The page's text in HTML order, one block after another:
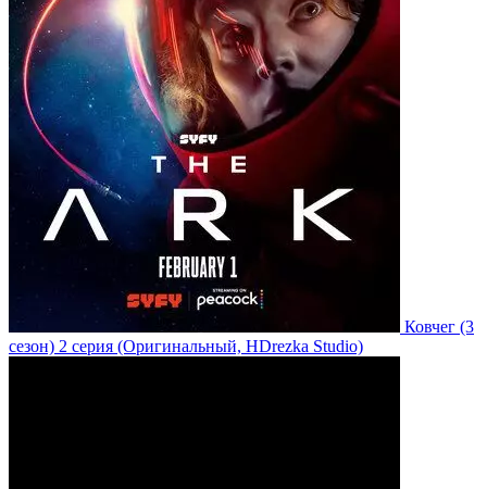
Ковчег (3
сезон) 2 серия (Оригинальный, HDrezka Studio)